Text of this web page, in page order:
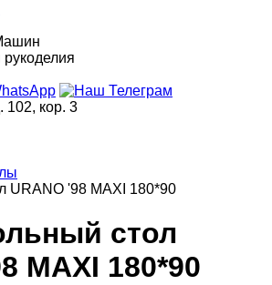
102, кор. 3
URANO '98 MAXI 180*90
стол
MAXI 180*90